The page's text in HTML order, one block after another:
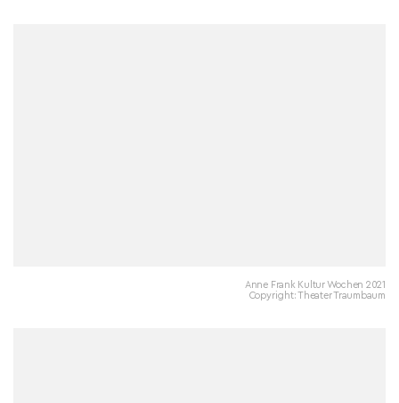
Anne Frank Kultur Wochen 2021
Copyright: Theater Traumbaum